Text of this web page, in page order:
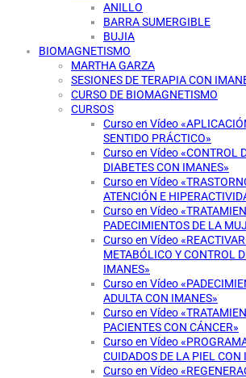
ANILLO
BARRA SUMERGIBLE
BUJIA
BIOMAGNETISMO
MARTHA GARZA
SESIONES DE TERAPIA CON
CURSO DE BIOMAGNETISMO
CURSOS
Curso en Vídeo
SENTIDO PRÁCTICO»
Curso en Vídeo «CONTROL
DIABETES CON IMANES»
Curso en Vídeo
ATENCIÓN E
Curso en Vídeo
PADECIMIENTOS DE LA
Curso en Vídeo
METABÓLICO Y CONTROL
IMANES»
Curso en Vídeo
ADULTA CON IMANES»
Curso en Vídeo
PACIENTES CON CÁNCER»
Curso en Vídeo
CUIDADOS DE LA PIEL CON
Curso en Vídeo